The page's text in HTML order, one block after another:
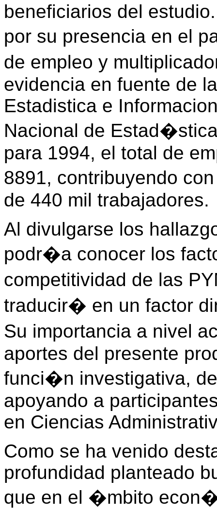
beneficiarios del
por su presencia en el
de empleo y
evidencia en fuente de
Estadistica e
Nacional de
para 1994, el total de
8891, contribuyendo
de 440 mil trabajadores.
Al divulgarse los
podr�a conocer los
competitividad de las
traducir� en un factor
Su importancia a nivel
aportes del presente
funci�n investigativa,
apoyando a
en Ciencias
Como se ha venido
profundidad planteado
que en el �mbito